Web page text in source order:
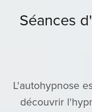
Séances
L'autohypnose
découvrir